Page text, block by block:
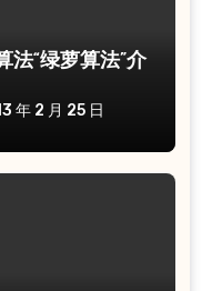
法“绿萝算法”介
年 2 月 25 日